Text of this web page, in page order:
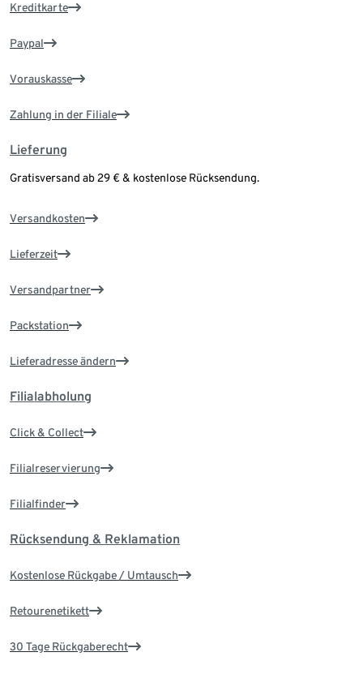
Kreditkarte
Paypal
Vorauskasse
Zahlung in der Filiale
Lieferung
Gratisversand ab 29 € & kostenlose Rücksendung.
Versandkosten
Lieferzeit
Versandpartner
Packstation
Lieferadresse ändern
Filialabholung
Click & Collect
Filialreservierung
Filialfinder
Rücksendung & Reklamation
Kostenlose Rückgabe / Umtausch
Retourenetikett
30 Tage Rückgaberecht